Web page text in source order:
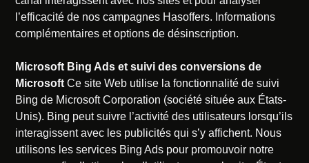
l’efficacité de nos campagnes Hasoffers. Informations
complémentaires et options de désinscription.
Microsoft Bing Ads et suivi des conversions de
Microsoft Ce site Web utilise la fonctionnalité de suivi
Bing de Microsoft Corporation (société située aux États-
Unis). Bing peut suivre l’activité des utilisateurs lorsqu’ils
interagissent avec les publicités qui s’y affichent. Nous
utilisons les services Bing Ads pour promouvoir notre